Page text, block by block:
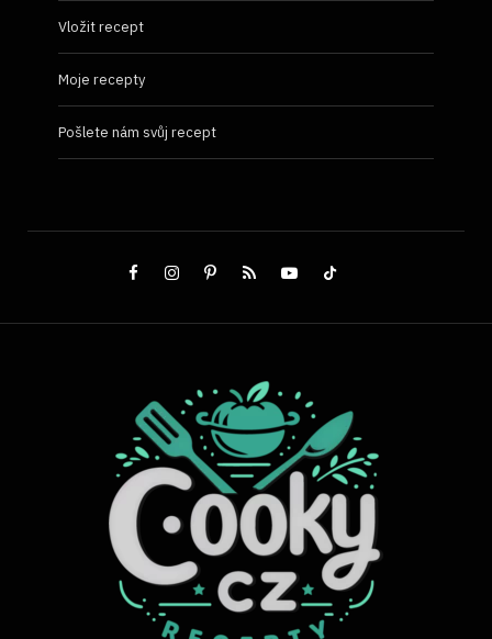
Vložit recept
Moje recepty
Pošlete nám svůj recept